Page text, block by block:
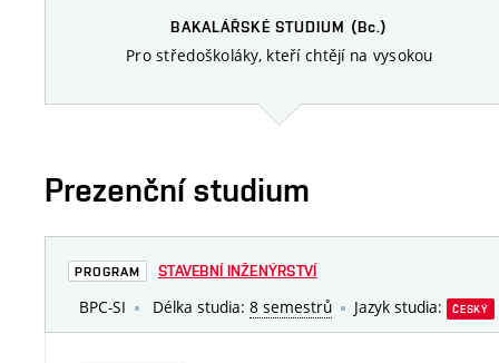
BAKALÁŘSKÉ STUDIUM (Bc.)
Pro středoškoláky, kteří chtějí na vysokou
Prezenční studium
PROGRAM STAVEBNÍ INŽENÝRSTVÍ
BPC-SI Délka studia: 8 semestrů Jazyk studia: ČESKÝ